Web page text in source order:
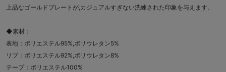
上品なゴールドプレートが,カジュアルすぎない洗練された印象を与えます。
◆素材：
表地：ポリエステル95%,ポリウレタン5%
リブ：ポリエステル92%,ポリウレタン8%
テープ：ポリエステル100%